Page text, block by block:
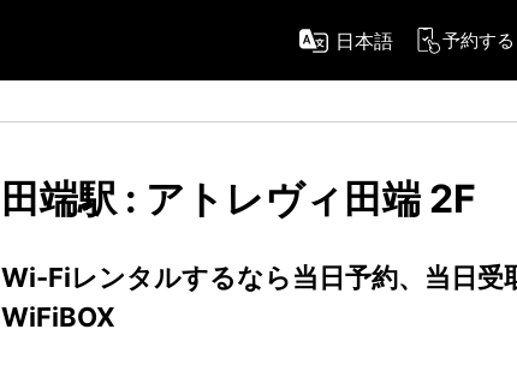
日本語 予約する
田端駅 : アトレヴィ田端 2F
Wi-Fiレンタルするなら当日予約、当日受
WiFiBOX